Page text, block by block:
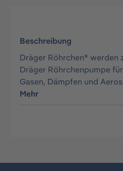
Beschreibung
Dräger Röhrchen® werden
Dräger Röhrchenpumpe
Gasen, Dämpfen und
Mehr